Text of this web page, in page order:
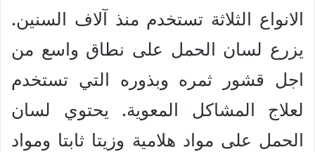
الانواع الثلاثة تستخدم منذ آلاف السنين.
يزرع لسان الحمل على نطاق واسع من
اجل قشور ثمره وبذوره التي تستخدم
لعلاج المشاكل المعوية. يحتوي لسان
الحمل على مواد هلامية وزيتا ثابتا ومواد